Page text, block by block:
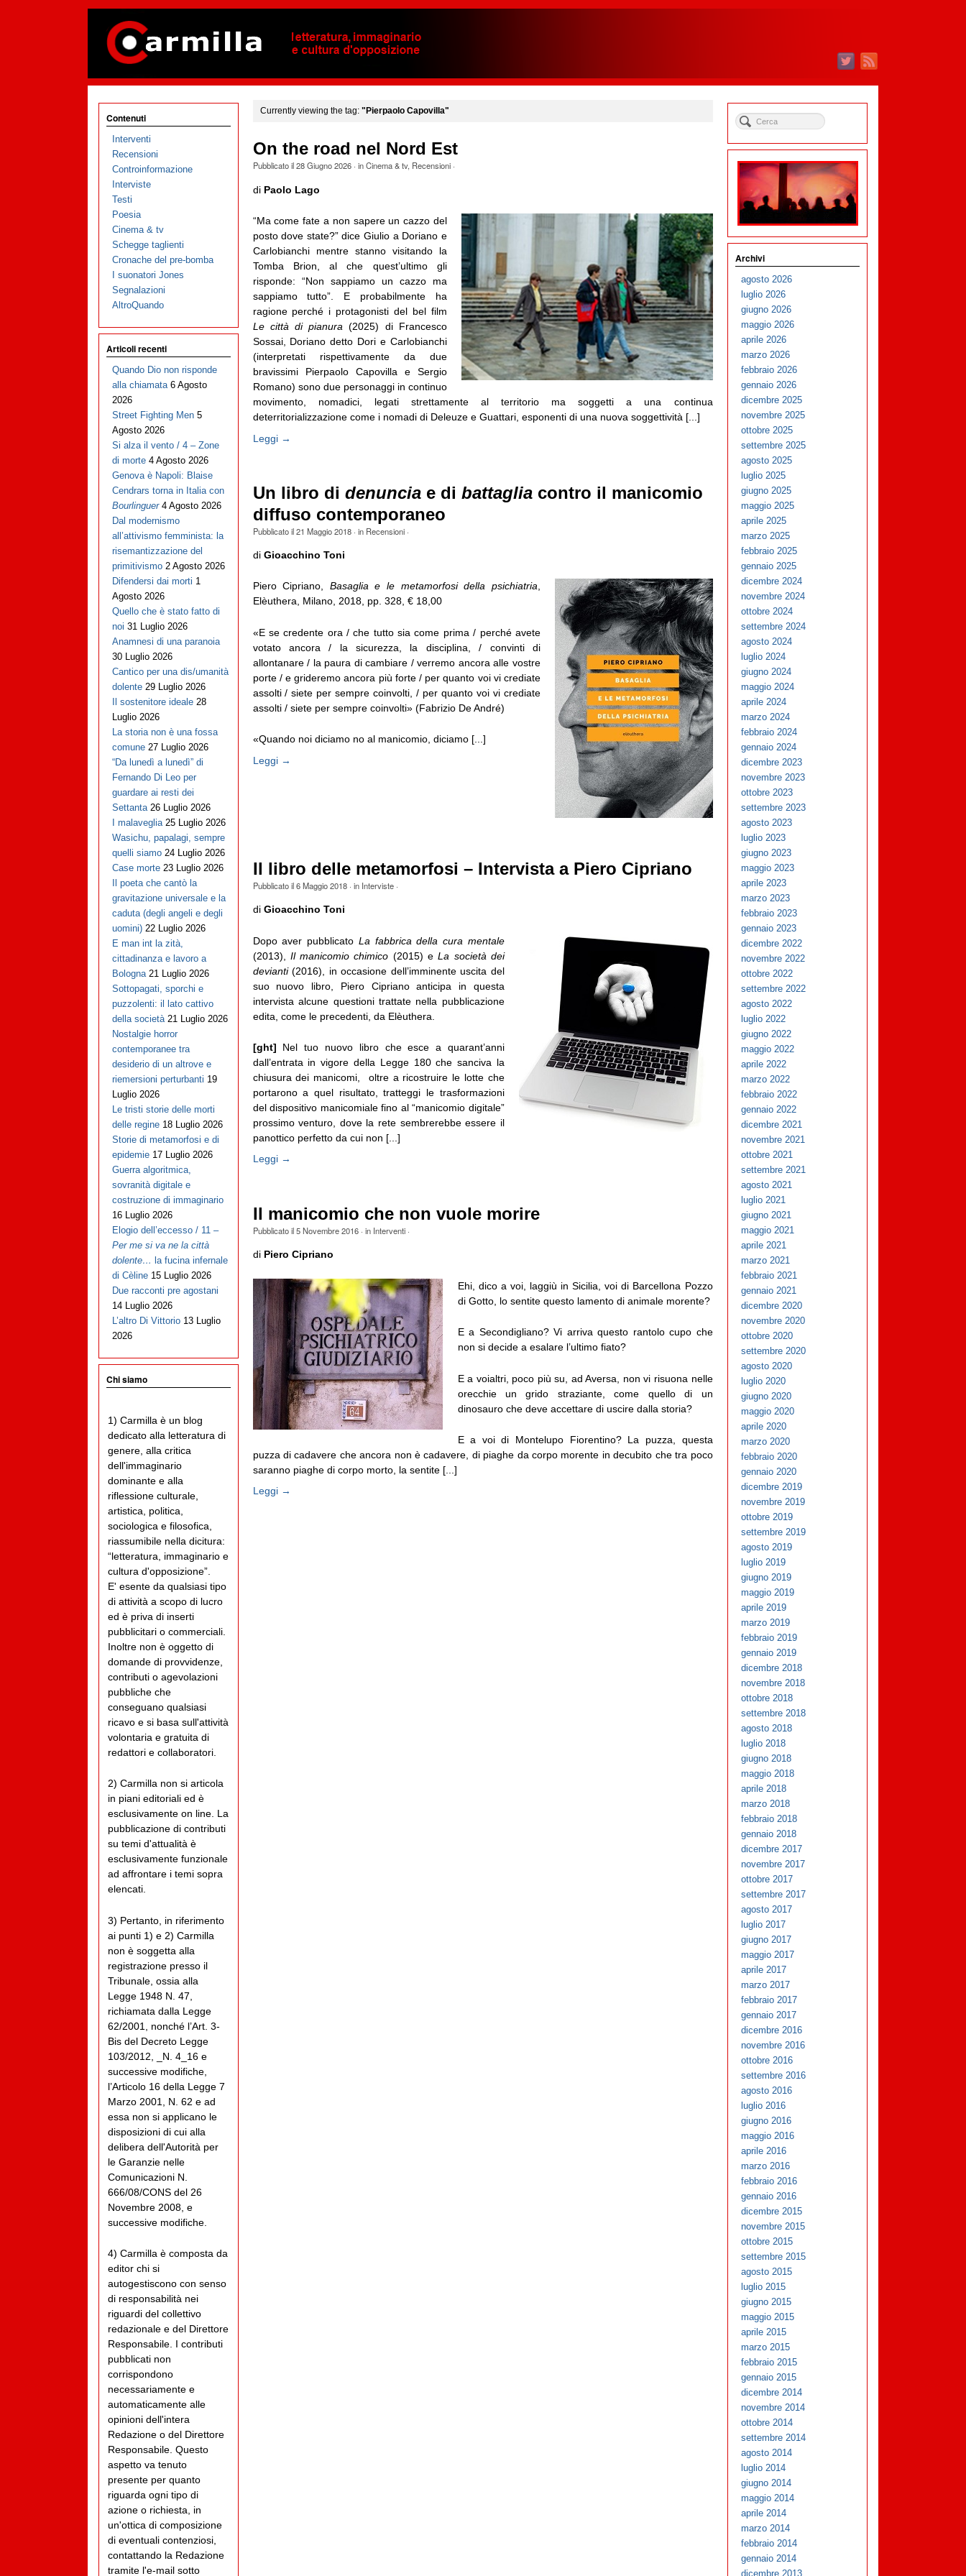
Currently viewing the tag: "Pierpaolo Capovilla"
On the road nel Nord Est
Pubblicato il28 Giugno 2026· inCinema & tv, Recensioni·
di Paolo Lago
“Ma come fate a non sapere un cazzo del
posto dove state?” dice Giulio a Doriano e
Carlobianchi mentre stanno visitando la
Tomba Brion, al che quest’ultimo gli
risponde: “Non sappiamo un cazzo ma
sappiamo tutto”. E probabilmente ha
ragione perché i protagonisti del bel film
Le città di pianura (2025) di Francesco
Sossai, Doriano detto Dori e Carlobianchi
(interpretati rispettivamente da due
bravissimi Pierpaolo Capovilla e Sergio
Romano) sono due personaggi in continuo
movimento, nomadici, legati strettamente al territorio ma soggetti a una continua
deterritorializzazione come i nomadi di Deleuze e Guattari, esponenti di una nuova soggettività [...]
Leggi →
Un libro di denuncia e di battaglia contro il manicomio
diffuso contemporaneo
Pubblicato il21 Maggio 2018· in Recensioni·
di Gioacchino Toni
Piero Cipriano, Basaglia e le metamorfosi della psichiatria,
Elèuthera, Milano, 2018, pp. 328, € 18,00
«E se credente ora / che tutto sia come prima / perché avete
votato ancora / la sicurezza, la disciplina, / convinti di
allontanare / la paura di cambiare / verremo ancora alle vostre
porte / e grideremo ancora più forte / per quanto voi vi crediate
assolti / siete per sempre coinvolti, / per quanto voi vi crediate
assolti / siete per sempre coinvolti» (Fabrizio De André)
«Quando noi diciamo no al manicomio, diciamo [...]
Leggi →
Il libro delle metamorfosi – Intervista a Piero Cipriano
Pubblicato il6 Maggio 2018· in Interviste·
di Gioacchino Toni
Dopo aver pubblicato La fabbrica della cura mentale
(2013), Il manicomio chimico (2015) eLa società dei
devianti(2016), in occasione dell’imminente uscita del
suo nuovo libro, Piero Cipriano anticipa in questa
intervista alcune questioni trattate nella pubblicazione
edita, come le precedenti, da Elèuthera.
[ght] Nel tuo nuovo libro che esce a quarant’anni
dall’entrata in vigore della Legge 180 che sanciva la
chiusura dei manicomi, oltre a ricostruire le lotte che
portarono a quel risultato, tratteggi le trasformazioni
del dispositivo manicomiale fino al “manicomio digitale”
prossimo venturo, dove la rete sembrerebbe essere il
panottico perfetto da cui non [...]
Leggi →
Il manicomio che non vuole morire
Pubblicato il5 Novembre 2016· in Interventi·
di Piero Cipriano
Ehi, dico a voi, laggiù in Sicilia, voi di Barcellona Pozzo
di Gotto, lo sentite questo lamento di animale morente?
E a Secondigliano? Vi arriva questo rantolo cupo che
non si decide a esalare l’ultimo fiato?
E a voialtri, poco più su, ad Aversa, non vi risuona nelle
orecchie un grido straziante, come quello di un
dinosauro che deve accettare di uscire dalla storia?
E a voi di Montelupo Fiorentino? La puzza, questa
puzza di cadavere che ancora non è cadavere, di piaghe da corpo morente in decubito che tra poco
saranno piaghe di corpo morto, la sentite [...]
Leggi →
Contenuti
Interventi
Recensioni
Controinformazione
Interviste
Testi
Poesia
Cinema & tv
Schegge taglienti
Cronache del pre-bomba
I suonatori Jones
Segnalazioni
AltroQuando
Articoli recenti
Quando Dio non risponde
alla chiamata 6 Agosto
2026
Street Fighting Men 5
Agosto 2026
Si alza il vento / 4 – Zone
di morte 4 Agosto 2026
Genova è Napoli: Blaise
Cendrars torna in Italia con
Bourlinguer 4 Agosto 2026
Dal modernismo
all’attivismo femminista: la
risemantizzazione del
primitivismo 2 Agosto 2026
Difendersi dai morti 1
Agosto 2026
Quello che è stato fatto di
noi 31 Luglio 2026
Anamnesi di una paranoia
30 Luglio 2026
Cantico per una dis/umanità
dolente 29 Luglio 2026
Il sostenitore ideale 28
Luglio 2026
La storia non è una fossa
comune 27 Luglio 2026
“Da lunedì a lunedì” di
Fernando Di Leo per
guardare ai resti dei
Settanta 26 Luglio 2026
I malaveglia 25 Luglio 2026
Wasichu, papalagi, sempre
quelli siamo 24 Luglio 2026
Case morte 23 Luglio 2026
Il poeta che cantò la
gravitazione universale e la
caduta (degli angeli e degli
uomini) 22 Luglio 2026
E man int la zità,
cittadinanza e lavoro a
Bologna 21 Luglio 2026
Sottopagati, sporchi e
puzzolenti: il lato cattivo
della società 21 Luglio 2026
Nostalgie horror
contemporanee tra
desiderio di un altrove e
riemersioni perturbanti 19
Luglio 2026
Le tristi storie delle morti
delle regine 18 Luglio 2026
Storie di metamorfosi e di
epidemie 17 Luglio 2026
Guerra algoritmica,
sovranità digitale e
costruzione di immaginario
16 Luglio 2026
Elogio dell’eccesso / 11 –
Per me si va ne la città
dolente… la fucina infernale
di Cèline 15 Luglio 2026
Due racconti pre agostani
14 Luglio 2026
L’altro Di Vittorio 13 Luglio
2026
Chi siamo
1) Carmilla è un blog
dedicato alla letteratura di
genere, alla critica
dell'immaginario
dominante e alla
riflessione culturale,
artistica, politica,
sociologica e filosofica,
riassumibile nella dicitura:
“letteratura, immaginario e
cultura d'opposizione”.
E' esente da qualsiasi tipo
di attività a scopo di lucro
ed è priva di inserti
pubblicitari o commerciali.
Inoltre non è oggetto di
domande di provvidenze,
contributi o agevolazioni
pubbliche che
conseguano qualsiasi
ricavo e si basa sull'attività
volontaria e gratuita di
redattori e collaboratori.
2) Carmilla non si articola
in piani editoriali ed è
esclusivamente on line. La
pubblicazione di contributi
su temi d'attualità è
esclusivamente funzionale
ad affrontare i temi sopra
elencati.
3) Pertanto, in riferimento
ai punti 1) e 2) Carmilla
non è soggetta alla
registrazione presso il
Tribunale, ossia alla
Legge 1948 N. 47,
richiamata dalla Legge
62/2001, nonché l’Art. 3-
Bis del Decreto Legge
103/2012, _N. 4_16 e
successive modifiche,
l’Articolo 16 della Legge 7
Marzo 2001, N. 62 e ad
essa non si applicano le
disposizioni di cui alla
delibera dell'Autorità per
le Garanzie nelle
Comunicazioni N.
666/08/CONS del 26
Novembre 2008, e
successive modifiche.
4) Carmilla è composta da
editor chi si
autogestiscono con senso
di responsabilità nei
riguardi del collettivo
redazionale e del Direttore
Responsabile. I contributi
pubblicati non
corrispondono
necessariamente e
automaticamente alle
opinioni dell'intera
Redazione o del Direttore
Responsabile. Questo
aspetto va tenuto
presente per quanto
riguarda ogni tipo di
azione o richiesta, in
un'ottica di composizione
di eventuali contenziosi,
contattando la Redazione
tramite l'e-mail sotto
Archivi
agosto 2026
luglio 2026
giugno 2026
maggio 2026
aprile 2026
marzo 2026
febbraio 2026
gennaio 2026
dicembre 2025
novembre 2025
ottobre 2025
settembre 2025
agosto 2025
luglio 2025
giugno 2025
maggio 2025
aprile 2025
marzo 2025
febbraio 2025
gennaio 2025
dicembre 2024
novembre 2024
ottobre 2024
settembre 2024
agosto 2024
luglio 2024
giugno 2024
maggio 2024
aprile 2024
marzo 2024
febbraio 2024
gennaio 2024
dicembre 2023
novembre 2023
ottobre 2023
settembre 2023
agosto 2023
luglio 2023
giugno 2023
maggio 2023
aprile 2023
marzo 2023
febbraio 2023
gennaio 2023
dicembre 2022
novembre 2022
ottobre 2022
settembre 2022
agosto 2022
luglio 2022
giugno 2022
maggio 2022
aprile 2022
marzo 2022
febbraio 2022
gennaio 2022
dicembre 2021
novembre 2021
ottobre 2021
settembre 2021
agosto 2021
luglio 2021
giugno 2021
maggio 2021
aprile 2021
marzo 2021
febbraio 2021
gennaio 2021
dicembre 2020
novembre 2020
ottobre 2020
settembre 2020
agosto 2020
luglio 2020
giugno 2020
maggio 2020
aprile 2020
marzo 2020
febbraio 2020
gennaio 2020
dicembre 2019
novembre 2019
ottobre 2019
settembre 2019
agosto 2019
luglio 2019
giugno 2019
maggio 2019
aprile 2019
marzo 2019
febbraio 2019
gennaio 2019
dicembre 2018
novembre 2018
ottobre 2018
settembre 2018
agosto 2018
luglio 2018
giugno 2018
maggio 2018
aprile 2018
marzo 2018
febbraio 2018
gennaio 2018
dicembre 2017
novembre 2017
ottobre 2017
settembre 2017
agosto 2017
luglio 2017
giugno 2017
maggio 2017
aprile 2017
marzo 2017
febbraio 2017
gennaio 2017
dicembre 2016
novembre 2016
ottobre 2016
settembre 2016
agosto 2016
luglio 2016
giugno 2016
maggio 2016
aprile 2016
marzo 2016
febbraio 2016
gennaio 2016
dicembre 2015
novembre 2015
ottobre 2015
settembre 2015
agosto 2015
luglio 2015
giugno 2015
maggio 2015
aprile 2015
marzo 2015
febbraio 2015
gennaio 2015
dicembre 2014
novembre 2014
ottobre 2014
settembre 2014
agosto 2014
luglio 2014
giugno 2014
maggio 2014
aprile 2014
marzo 2014
febbraio 2014
gennaio 2014
dicembre 2013